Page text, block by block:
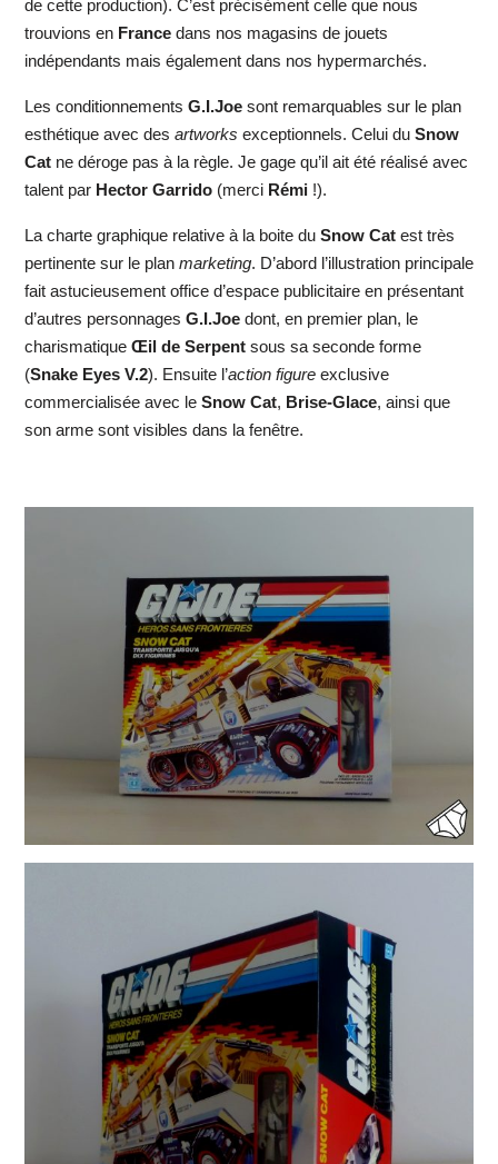
de cette production). C’est précisément celle que nous
trouvions en Francedans nos magasins de jouets
indépendants mais également dans nos hypermarchés.
Les conditionnements G.I.Joesont remarquables sur le plan
esthétique avec des artworks exceptionnels. Celui du Snow
Catne déroge pas à la règle. Je gage qu’il ait été réalisé avec
talent par Hector Garrido(merci Rémi!).
La charte graphique relative à la boite du Snow Catest très
pertinente sur le plan marketing. D’abord l’illustration principale
fait astucieusement office d’espace publicitaire en présentant
d’autres personnages G.I.Joedont, en premier plan, le
charismatique Œil de Serpentsous sa seconde forme
(Snake Eyes V.2). Ensuite l’action figureexclusive
commercialisée avec le Snow Cat, Brise-Glace, ainsi que
son arme sont visibles dans la fenêtre.